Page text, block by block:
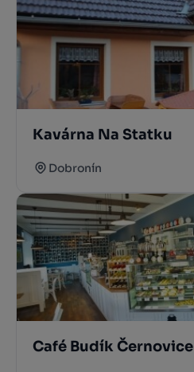
Kavárna Na Statku
Dobronín
Café Budík Černovice